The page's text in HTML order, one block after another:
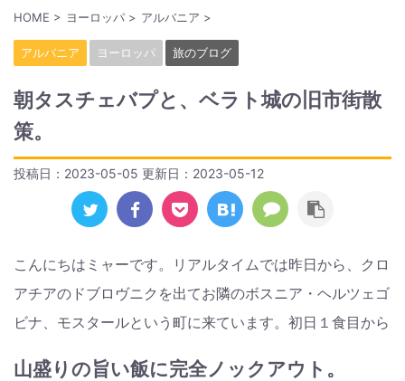
HOME > ヨーロッパ > アルバニア >
アルバニア ヨーロッパ 旅のブログ
朝タスチェバプと、ベラト城の旧市街散
策。
投稿日：2023-05-05 更新日： 2023-05-12
こんにちはミャーです。リアルタイムでは昨日から、クロ
アチアのドブロヴニクを出てお隣のボスニア・ヘルツェゴ
ビナ、モスタールという町に来ています。初日１食目から
山盛りの旨い飯に完全ノックアウト。